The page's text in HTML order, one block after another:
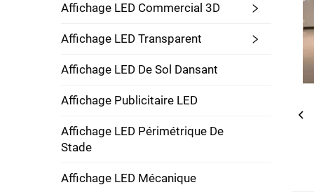
Affichage LED Commercial 3D
Affichage LED Transparent
Affichage LED De Sol Dansant
Affichage Publicitaire LED
Affichage LED Périmétrique De
Stade
Affichage LED Mécanique